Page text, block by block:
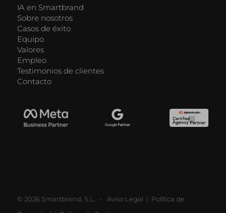
IA en Smartbrand
Sobre nosotros
Casos de éxito
Equipo
Valores
Empleo
Testimonios de clientes
Contacto
© 2026 Smartbrand, S.L. - Aviso Legal | Política de